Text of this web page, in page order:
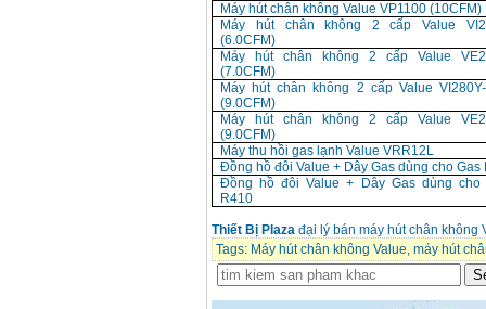
Máy hút chân không Value VP1100 (10CFM)
Máy hút chân không 2 cấp Value
(6.0CFM)
Máy hút chân không 2 cấp Value
(7.0CFM)
Máy hút chân không 2 cấp Value
(9.0CFM)
Máy hút chân không 2 cấp Value
(9.0CFM)
Máy thu hồi gas lạnh Value VRR12L
Đồng hồ đôi Value + Dây Gas dùng cho Gas
Đồng hồ đôi Value + Dây Gas dùng cho
R410
Thiết Bị Plaza đại lý bán máy hút chân không
Tags: Máy hút chân không Value, máy hút